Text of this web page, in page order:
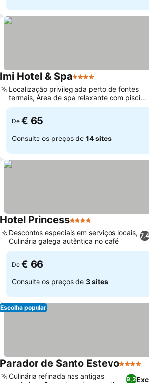
Imi Hotel & Spa4 Estrelas
Localização privilegiada perto de fontes
termais, Área de spa relaxante com piscina
de imersão
De € 65
Consulte os preços de 14 sites
Hotel Princess4 Estrelas
7,4
Descontos especiais em serviços locais,
Culinária galega autêntica no café
De € 66
Consulte os preços de 3 sites
Escolha popular
Parador de Santo Estevo4
9,2
Culinária refinada nas antigas